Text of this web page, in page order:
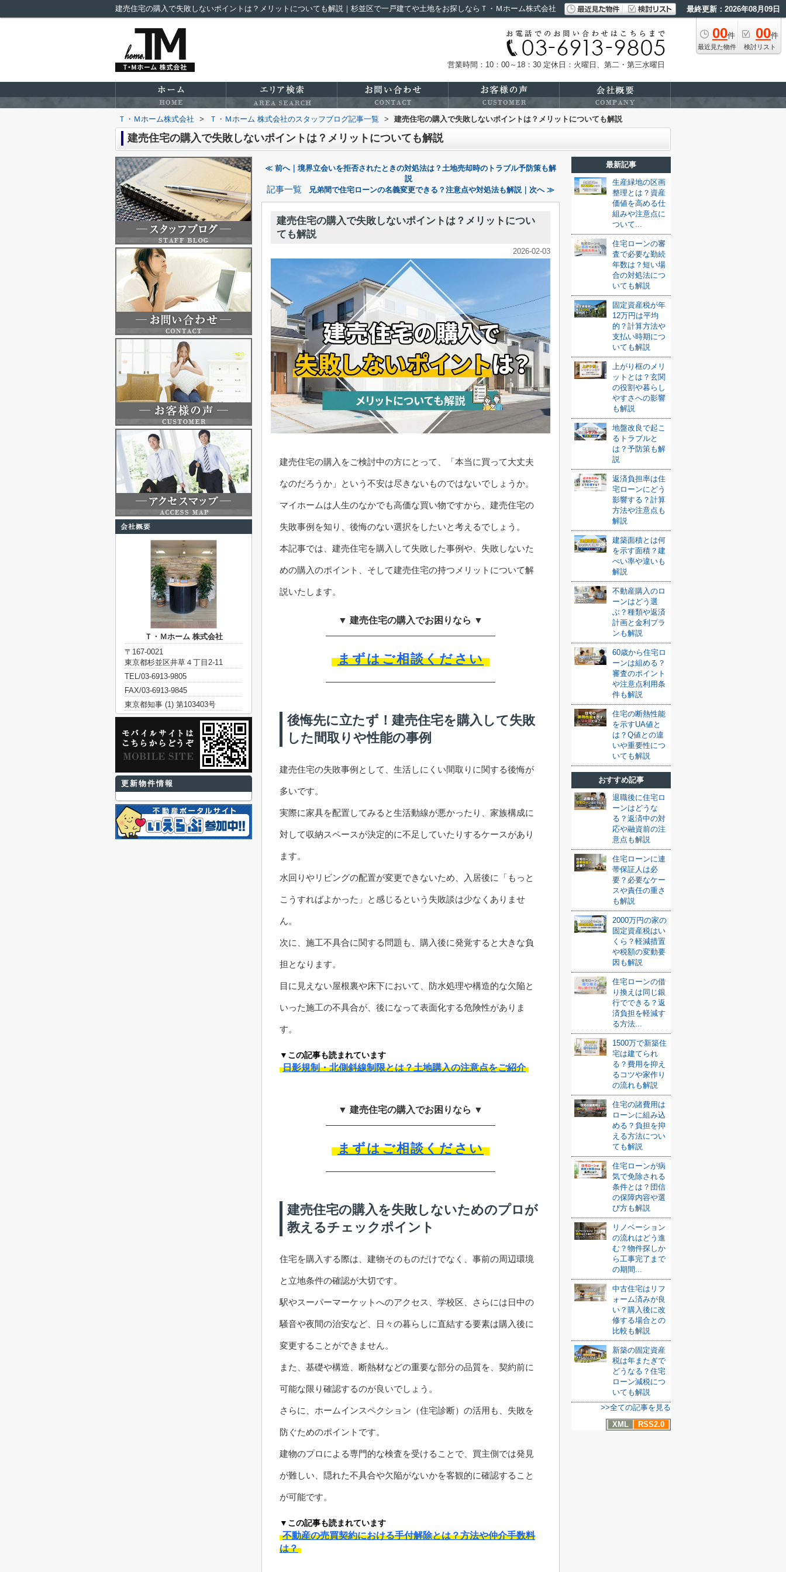
建売住宅の購入で失敗しないポイントは？メリットについても解説｜杉並区で一戸建てや土地をお探しならＴ・Ｍホーム株式会社 最終更新：2026年08月09日
00件
最近見た物件
00件
検討リスト
営業時間：10：00～18：30 定休日：火曜日、第二・第三水曜日
Ｔ・Ｍホーム株式会社 > Ｔ・Ｍホーム 株式会社のスタッフブログ記事一覧 > 建売住宅の購入で失敗しないポイントは？メリットについても解説
建売住宅の購入で失敗しないポイントは？メリットについても解説
≪ 前へ｜境界立会いを拒否されたときの対処法は？土地売却時のトラブル予防策も解
説
記事一覧 兄弟間で住宅ローンの名義変更できる？注意点や対処法も解説｜次へ ≫
建売住宅の購入で失敗しないポイントは？メリットについ
ても解説
2026-02-03
建売住宅の購入をご検討中の方にとって、「本当に買って大丈夫
なのだろうか」という不安は尽きないものではないでしょうか。
マイホームは人生のなかでも高価な買い物ですから、建売住宅の
失敗事例を知り、後悔のない選択をしたいと考えるでしょう。
本記事では、建売住宅を購入して失敗した事例や、失敗しないた
めの購入のポイント、そして建売住宅の持つメリットについて解
説いたします。
▼ 建売住宅の購入でお困りなら ▼
まずはご相談ください
後悔先に立たず！建売住宅を購入して失敗
した間取りや性能の事例
建売住宅の失敗事例として、生活しにくい間取りに関する後悔が
多いです。
実際に家具を配置してみると生活動線が悪かったり、家族構成に
対して収納スペースが決定的に不足していたりするケースがあり
ます。
水回りやリビングの配置が変更できないため、入居後に「もっと
こうすればよかった」と感じるという失敗談は少なくありませ
ん。
次に、施工不具合に関する問題も、購入後に発覚すると大きな負
担となります。
目に見えない屋根裏や床下において、防水処理や構造的な欠陥と
いった施工の不具合が、後になって表面化する危険性がありま
す。
▼この記事も読まれています
日影規制・北側斜線制限とは？土地購入の注意点をご紹介
▼ 建売住宅の購入でお困りなら ▼
まずはご相談ください
建売住宅の購入を失敗しないためのプロが
教えるチェックポイント
住宅を購入する際は、建物そのものだけでなく、事前の周辺環境
と立地条件の確認が大切です。
駅やスーパーマーケットへのアクセス、学校区、さらには日中の
騒音や夜間の治安など、日々の暮らしに直結する要素は購入後に
変更することができません。
また、基礎や構造、断熱材などの重要な部分の品質を、契約前に
可能な限り確認するのが良いでしょう。
さらに、ホームインスペクション（住宅診断）の活用も、失敗を
防ぐためのポイントです。
建物のプロによる専門的な検査を受けることで、買主側では発見
が難しい、隠れた不具合や欠陥がないかを客観的に確認すること
が可能です。
▼この記事も読まれています
不動産の売買契約における手付解除とは？方法や仲介手数料
は？
最新記事
生産緑地の区画
整理とは？資産
価値を高める仕
組みや注意点に
ついて...
住宅ローンの審
査で必要な勤続
年数は？短い場
合の対処法につ
いても解説
固定資産税が年
12万円は平均
的？計算方法や
支払い時期につ
いても解説
上がり框のメリ
ットとは？玄関
の役割や暮らし
やすさへの影響
も解説
地盤改良で起こ
るトラブルと
は？予防策も解
説
返済負担率は住
宅ローンにどう
影響する？計算
方法や注意点も
解説
建築面積とは何
を示す面積？建
ぺい率や違いも
解説
不動産購入のロ
ーンはどう選
ぶ？種類や返済
計画と金利プラ
ンも解説
60歳から住宅ロ
ーンは組める？
審査のポイント
や注意点利用条
件も解説
住宅の断熱性能
を示すUA値と
は？Q値との違
いや重要性につ
いても解説
おすすめ記事
退職後に住宅ロ
ーンはどうな
る？返済中の対
応や融資前の注
意点も解説
住宅ローンに連
帯保証人は必
要？必要なケー
スや責任の重さ
も解説
2000万円の家の
固定資産税はい
くら？軽減措置
や税額の変動要
因も解説
住宅ローンの借
り換えは同じ銀
行でできる？返
済負担を軽減す
る方法...
1500万で新築住
宅は建てられ
る？費用を抑え
るコツや家作り
の流れも解説
住宅の諸費用は
ローンに組み込
める？負担を抑
える方法につい
ても解説
住宅ローンが病
気で免除される
条件とは？団信
の保障内容や選
び方も解説
リノベーション
の流れはどう進
む？物件探しか
ら工事完了まで
の期間...
中古住宅はリフ
ォーム済みが良
い？購入後に改
修する場合との
比較も解説
新築の固定資産
税は年またぎで
どうなる？住宅
ローン減税につ
いても解説
>>全ての記事を見る
XML
RSS2.0
Ｔ・Ｍホーム 株式会社
〒167-0021
東京都杉並区井草４丁目2-11
TEL/03-6913-9805
FAX/03-6913-9845
東京都知事 (1) 第103403号
更新物件情報